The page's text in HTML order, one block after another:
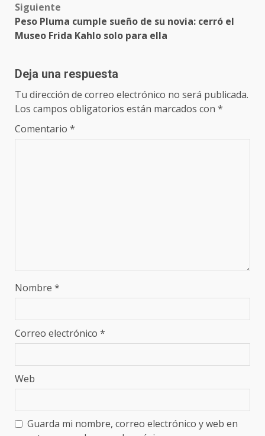
Siguiente
Peso Pluma cumple sueño de su novia: cerró el
Museo Frida Kahlo solo para ella
Deja una respuesta
Tu dirección de correo electrónico no será publicada.
Los campos obligatorios están marcados con *
Comentario *
Nombre *
Correo electrónico *
Web
Guarda mi nombre, correo electrónico y web en